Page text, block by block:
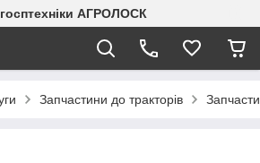
АГРОЛОСК
Запчастини до тракторів